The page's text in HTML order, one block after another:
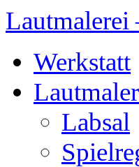
Lautmalerei
Inhalt
springen
Werkstatt
Labsal